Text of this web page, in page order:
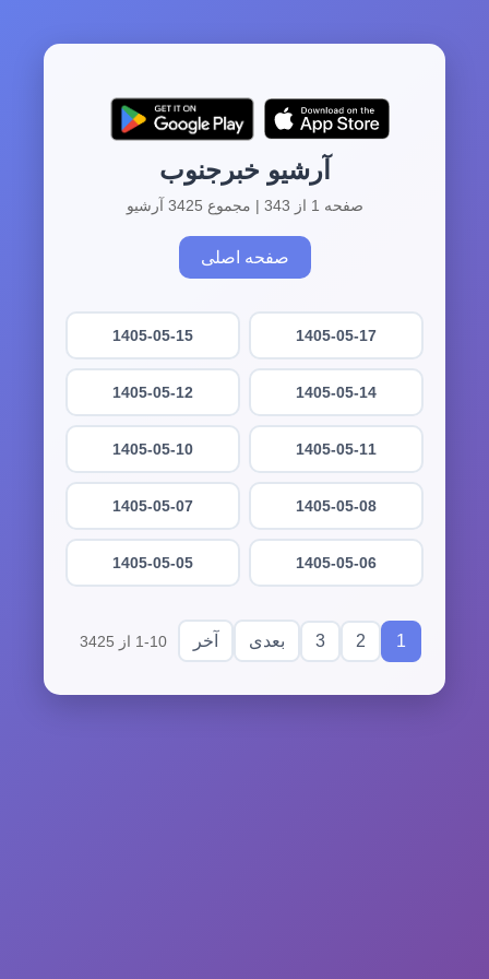
آرشیو خبرجنوب
صفحه 1 از 343 | مجموع 3425 آرشیو
صفحه اصلی
1405-05-17
1405-05-15
1405-05-14
1405-05-12
1405-05-11
1405-05-10
1405-05-08
1405-05-07
1405-05-06
1405-05-05
1
2
3 بعدی آخر 1-10 از 3425